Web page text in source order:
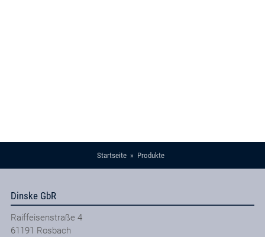
Startseite Produkte
Dinske GbR
Raiffeisenstraße 4
61191 Rosbach